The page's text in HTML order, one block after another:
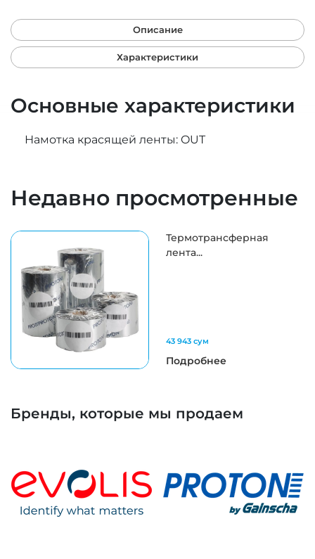
Описание
Характеристики
Основные характеристики
Намотка красящей ленты: OUT
Недавно просмотренные
Термотрансферная
лента...
43 943 сум
Подробнее
Бренды, которые мы продаем